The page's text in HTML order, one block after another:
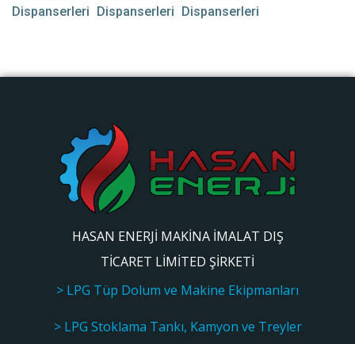
Dispanserleri Dispanserleri Dispanserleri
HASAN ENERJİ MAKİNA İMALAT DIŞ
TİCARET LİMİTED ŞİRKETİ
> LPG Tüp Dolum ve Makine Ekipmanları
> LPG Stoklama Tankı, Kamyon ve Treyler